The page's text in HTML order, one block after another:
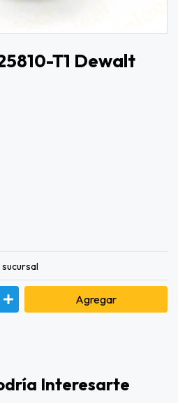
T1 Dewalt
Agregar
Interesarte